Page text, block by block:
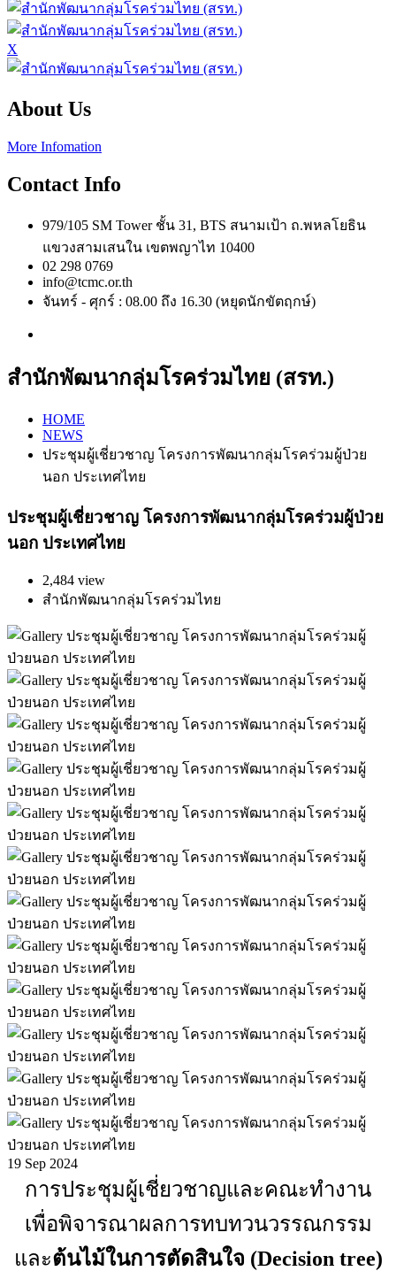
X
About Us
More Infomation
Contact Info
979/105 SM Tower ชั้น 31, BTS สนามเป้า ถ.พหลโยธิน
แขวงสามเสนใน เขตพญาไท 10400
02 298 0769
info@tcmc.or.th
จันทร์ - ศุกร์ : 08.00 ถึง 16.30 (หยุดนักขัตฤกษ์)
สำนักพัฒนากลุ่มโรคร่วมไทย (สรท.)
HOME
NEWS
ประชุมผู้เชี่ยวชาญ โครงการพัฒนากลุ่มโรคร่วมผู้ป่วย
นอก ประเทศไทย
ประชุมผู้เชี่ยวชาญ โครงการพัฒนากลุ่มโรคร่วมผู้ป่วย
นอก ประเทศไทย
2,484 view
สำนักพัฒนากลุ่มโรคร่วมไทย
19 Sep 2024
การประชุมผู้เชี่ยวชาญและคณะทำงาน
เพื่อพิจารณาผลการทบทวนวรรณกรรม
และต้นไม้ในการตัดสินใจ (Decision tree)